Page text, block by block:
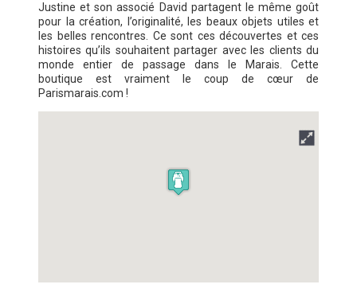
Justine et son associé David partagent le même goût
pour la création, l’originalité, les beaux objets utiles et
les belles rencontres. Ce sont ces découvertes et ces
histoires qu’ils souhaitent partager avec les clients du
monde entier de passage dans le Marais. Cette
boutique est vraiment le coup de cœur de
Parismarais.com !